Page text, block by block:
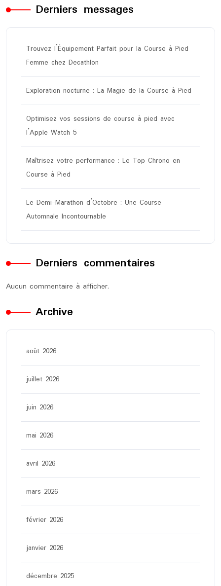
Derniers messages
Trouvez l’Équipement Parfait pour la Course à Pied
Femme chez Decathlon
Exploration nocturne : La Magie de la Course à Pied
Optimisez vos sessions de course à pied avec
l’Apple Watch 5
Maîtrisez votre performance : Le Top Chrono en
Course à Pied
Le Demi-Marathon d’Octobre : Une Course
Automnale Incontournable
Derniers commentaires
Aucun commentaire à afficher.
Archive
août 2026
juillet 2026
juin 2026
mai 2026
avril 2026
mars 2026
février 2026
janvier 2026
décembre 2025